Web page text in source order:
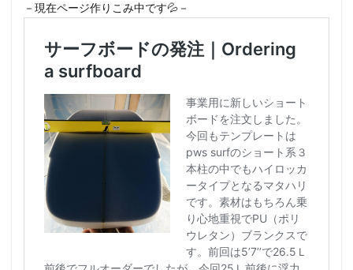
－現在ページ作りこみ中です💦－